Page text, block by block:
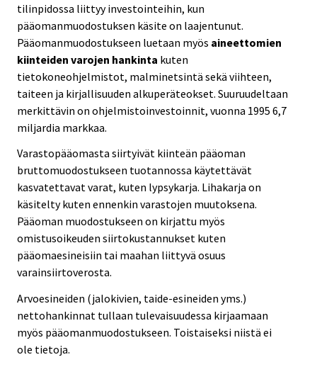
tilinpidossa liittyy investointeihin, kun
pääomanmuodostuksen käsite on laajentunut.
Pääomanmuodostukseen luetaan myös aineettomien
kiinteiden varojen hankinta kuten
tietokoneohjelmistot, malminetsintä sekä viihteen,
taiteen ja kirjallisuuden alkuperäteokset. Suuruudeltaan
merkittävin on ohjelmistoinvestoinnit, vuonna 1995 6,7
miljardia markkaa.
Varastopääomasta siirtyivät kiinteän pääoman
bruttomuodostukseen tuotannossa käytettävät
kasvatettavat varat, kuten lypsykarja. Lihakarja on
käsitelty kuten ennenkin varastojen muutoksena.
Pääoman muodostukseen on kirjattu myös
omistusoikeuden siirtokustannukset kuten
pääomaesineisiin tai maahan liittyvä osuus
varainsiirtoverosta.
Arvoesineiden (jalokivien, taide-esineiden yms.)
nettohankinnat tullaan tulevaisuudessa kirjaamaan
myös pääomanmuodostukseen. Toistaiseksi niistä ei
ole tietoja.